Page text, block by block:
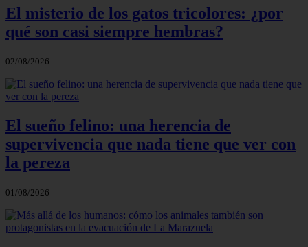
El misterio de los gatos tricolores: ¿por
qué son casi siempre hembras?
02/08/2026
El sueño felino: una herencia de
supervivencia que nada tiene que ver con
la pereza
01/08/2026